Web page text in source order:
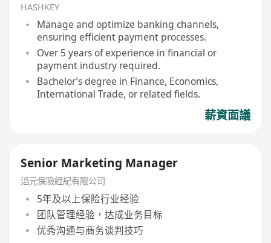
HASHKEY
Manage and optimize banking channels,
ensuring efficient payment processes.
Over 5 years of experience in financial or
payment industry required.
Bachelor’s degree in Finance, Economics,
International Trade, or related fields.
薪資面議
Senior Marketing Manager
滔元保險經紀有限公司
5年及以上保险行业经验
团队管理经验，达成业务目标
优秀沟通与商务谈判技巧